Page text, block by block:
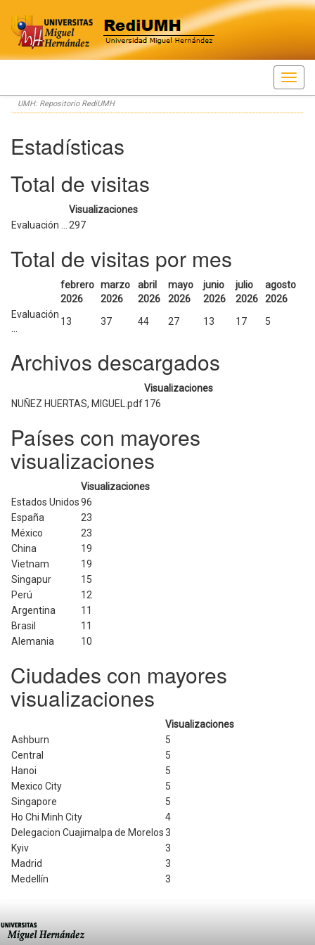
Skip
navigation
UMH: Repositorio RediUMH
Estadísticas
Total de visitas
Visualizaciones
Evaluación ...
297
Total de visitas por mes
febrero
2026
marzo
2026
abril
2026
mayo
2026
junio
2026
julio
2026
agosto
2026
Evaluación
13 37 44 27 13 17 5
Archivos descargados
Visualizaciones
NUÑEZ HUERTAS, MIGUEL.pdf176
Países con mayores
visualizaciones
Visualizaciones
Estados Unidos96
España
23
México
23
China
19
Vietnam
19
Singapur
15
Perú
12
Argentina
11
Brasil
11
Alemania
10
Ciudades con mayores
visualizaciones
Visualizaciones
Ashburn
5
Central
5
Hanoi
5
Mexico City
5
Singapore
5
Ho Chi Minh City
4
Delegacion Cuajimalpa de Morelos3
Kyiv
3
Madrid
3
Medellín
3